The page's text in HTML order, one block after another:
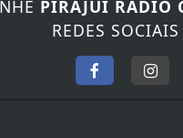
REDES SOCIAIS